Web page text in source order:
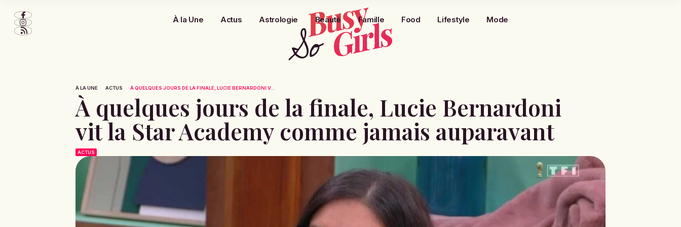
À la Une Actus Astrologie Beauté Famille Food Lifestyle Mode
À LA UNE ACTUS À QUELQUES JOURS DE LA FINALE, LUCIE BERNARDONI V...
À quelques jours de la finale, Lucie Bernardoni
vit la Star Academy comme jamais auparavant
ACTUS